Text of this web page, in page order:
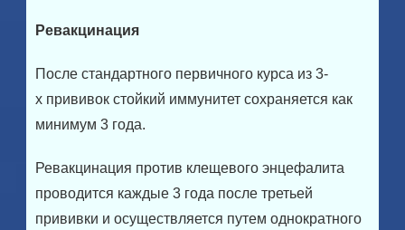
Ревакцинация
После стандартного первичного курса из 3-
х прививок стойкий иммунитет сохраняется как
минимум 3 года.
Ревакцинация против клещевого энцефалита
проводится каждые 3 года после третьей
прививки и осуществляется путем однократного